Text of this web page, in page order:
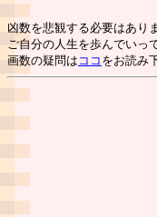
凶数を悲観する必要はあり
ご自分の人生を歩んでいっ
画数の疑問は ココ をお読み